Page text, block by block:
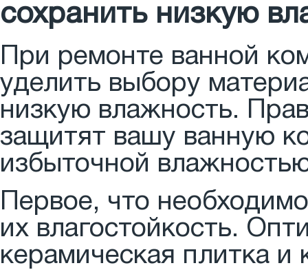
сохранить низкую
При ремонте ванной
уделить выбору
низкую влажность.
защитят вашу ванную
избыточной
Первое, что
их влагостойкость.
керамическая плитка и